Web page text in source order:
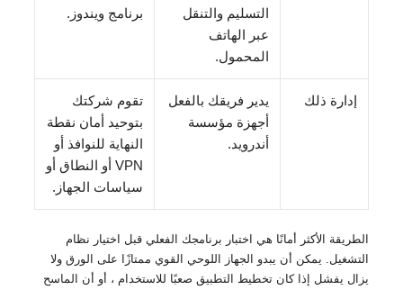
التسليم والتنقل
عبر الهاتف
المحمول.
برنامج ويندوز.
إدارة ذلك
يدير فريقك بالفعل
أجهزة مؤسسة
أندرويد.
تقوم شركتك
بتوحيد أمان نقطة
النهاية للنوافذ أو
VPN أو النطاق أو
سياسات الجهاز.
الطريقة الأكثر أمانًا هي اختبار برنامجك الفعلي قبل اختيار نظام
التشغيل. يمكن أن يبدو الجهاز اللوحي القوي ممتازًا على الورق ولا
يزال يفشل إذا كان تخطيط التطبيق صعبًا للاستخدام ، أو أن الماسح